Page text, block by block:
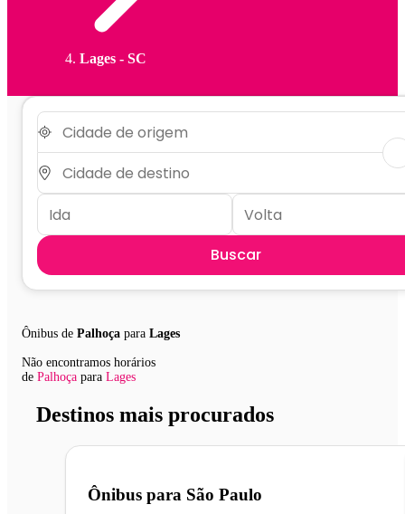
Lages - SC
Buscar
Ônibus de Palhoça para Lages
Não encontramos horários
de Palhoça para Lages
Destinos mais procurados
Ônibus para São Paulo